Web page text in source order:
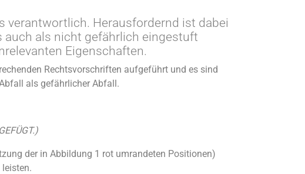
verantwortlich. Herausfordernd ist dabei
auch als nicht gefährlich eingestuft
Eigenschaften.
Rechtsvorschriften aufgeführt und es sind
als gefährlicher Abfall.
der in Abbildung 1 rot umrandeten Positionen)